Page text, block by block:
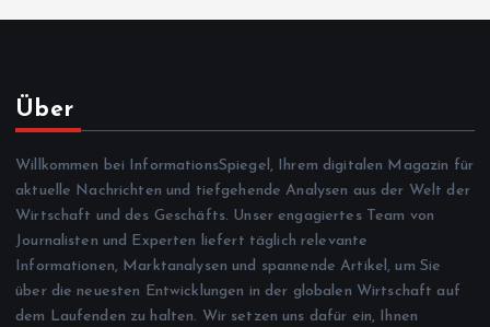
Über
Willkommen bei InformationsSpiegel, Ihrem digitalen Magazin für
aktuelle Nachrichten und tiefgehende Analysen aus der Welt der
Wirtschaft und des Geschäfts. Unser engagiertes Team von
Journalisten und Experten liefert täglich relevante
Informationen, Marktanalysen und spannende Artikel, um Sie
über die neuesten Entwicklungen in der globalen Wirtschaft auf
dem Laufenden zu halten. Wir setzen uns dafür ein, Ihnen